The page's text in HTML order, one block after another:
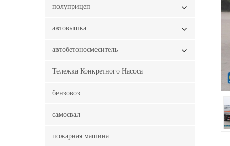
полуприцеп
автовышка
автобетоносмеситель
Тележка Конкретного Насоса
бензовоз
самосвал
пожарная машина